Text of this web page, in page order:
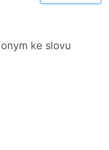
ke slovu